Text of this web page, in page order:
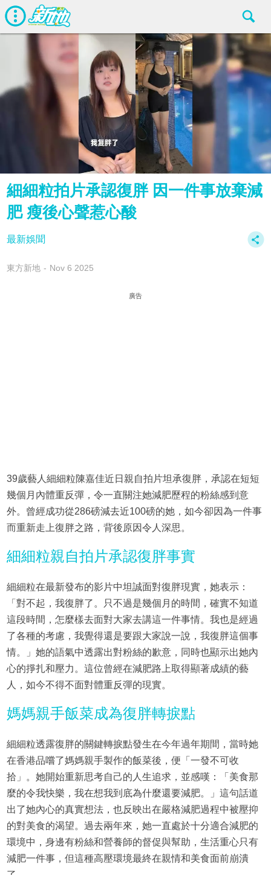
細細粒拍片承認復胖 因一件事放棄減
肥 瘦後心聲惹心酸
最新娛聞
東方新地 Nov 6 2025
廣告
39歲藝人細細粒陳嘉佳近日親自拍片坦承復胖，承認在短短
幾個月內體重反彈，令一直關注她減肥歷程的粉絲感到意
外。曾經成功從286磅減去近100磅的她，如今卻因為一件事
而重新走上復胖之路，背後原因令人深思。
細細粒親自拍片承認復胖事實
細細粒在最新發布的影片中坦誠面對復胖現實，她表示：
「對不起，我復胖了。只不過是幾個月的時間，確實不知道
這段時間，怎麼樣去面對大家去講這一件事情。我也是經過
了各種的考慮，我覺得還是要跟大家說一說，我復胖這個事
情。」她的語氣中透露出對粉絲的歉意，同時也顯示出她內
心的掙扎和壓力。這位曾經在減肥路上取得顯著成績的藝
人，如今不得不面對體重反彈的現實。
媽媽親手飯菜成為復胖轉捩點
細細粒透露復胖的關鍵轉捩點發生在今年過年期間，當時她
在香港品嚐了媽媽親手製作的飯菜後，便「一發不可收
拾」。她開始重新思考自己的人生追求，並感嘆：「美食那
麼的令我快樂，我在想我到底為什麼還要減肥。」這句話道
出了她內心的真實想法，也反映出在嚴格減肥過程中被壓抑
的對美食的渴望。過去兩年來，她一直處於十分適合減肥的
環境中，身邊有粉絲和營養師的督促與幫助，生活重心只有
減肥一件事，但這種高壓環境最終在親情和美食面前崩潰